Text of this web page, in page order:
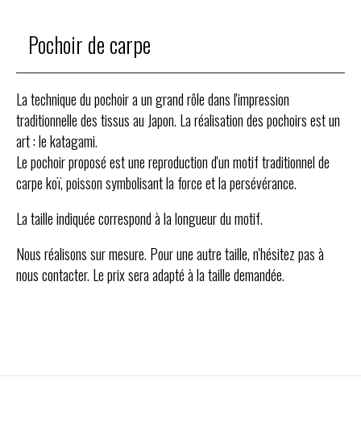
Pochoir de carpe
La technique du pochoir a un grand rôle dans l'impression
traditionnelle des tissus au Japon. La réalisation des pochoirs est un
art : le katagami.
Le pochoir proposé est une reproduction d'un motif traditionnel de
carpe koï, poisson symbolisant la force et la persévérance.
La taille indiquée correspond à la longueur du motif.
Nous réalisons sur mesure. Pour une autre taille, n'hésitez pas à
nous contacter. Le prix sera adapté à la taille demandée.